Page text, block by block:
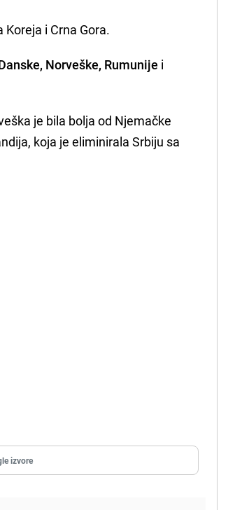
i Crna Gora.
Norveške, Rumunije i
je bila bolja od Njemačke
koja je eliminirala Srbiju sa
izvore